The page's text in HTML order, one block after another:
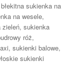
błekitna sukienka na
na wesele,
zieleń,sukienka
róż,
,sukienki balowe,
sukienki